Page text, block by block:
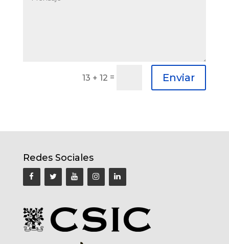
13 + 12 = Enviar
Redes Sociales